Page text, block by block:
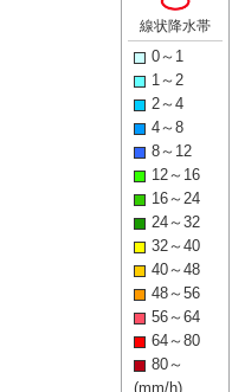
線状降水帯
0～1
1～2
2～4
4～8
8～12
12～16
16～24
24～32
32～40
40～48
48～56
56～64
64～80
80～
(mm/h)